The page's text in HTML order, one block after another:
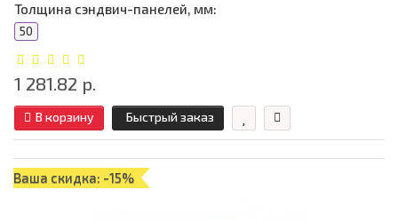
Толщина сэндвич-панелей, мм:
50
1 281.82 р.
В корзину Быстрый заказ
Ваша скидка: -15%